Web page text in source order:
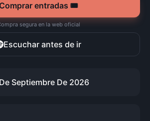
Comprar entradas 🎟️
segura en la web oficial
Escuchar antes de ir
Septiembre De 2026